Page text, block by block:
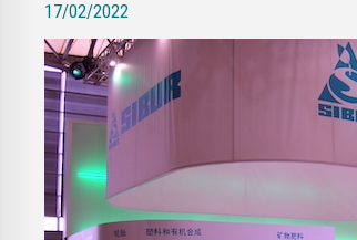
ПЕРЕЙТИ НА ФОРУМ
17/02/2022